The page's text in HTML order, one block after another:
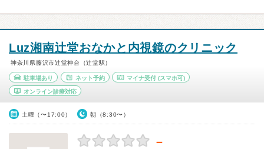
Luz湘南辻堂おなかと内視鏡のクリニック
神奈川県藤沢市辻堂神台（辻堂駅）
駐車場あり ネット予約 マイナ受付 (スマホ可)
オンライン診療対応
土曜（〜17:00） 朝（8:30〜）
－